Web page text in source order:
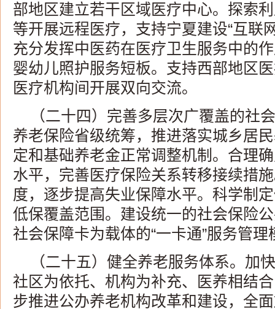
部地区建立若干区域医疗中心。探索
等开展远程医疗，支持宁夏建设“互联
充分发挥中医药在医疗卫生服务中的
婴幼儿照护服务短板。支持西部地区
医疗机构间开展双向交流。
（二十四）完善多层次广覆盖的社
养老保险省级统筹，推进落实城乡居
定和基础养老金正常调整机制。合理
水平，完善医疗保险关系转移接续措
度，逐步提高失业保障水平。科学制
低保覆盖范围。建设统一的社会保险
社会保障卡为载体的“一卡通”服务管理
（二十五）健全养老服务体系。加
社区为依托、机构为补充、医养相结
步推进公办养老机构改革和建设，全